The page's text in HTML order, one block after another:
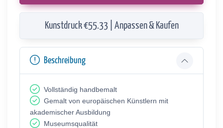
Kunstdruck €55.33 | Anpassen & Kaufen
Beschreibung
Vollständig handbemalt
Gemalt von europäischen Künstlern mit
akademischer Ausbildung
Museumsqualität